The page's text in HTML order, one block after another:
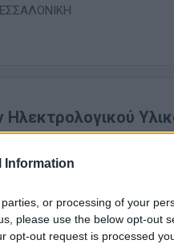
Information
or processing of your
please use the below opt-out
opt-out request is processed